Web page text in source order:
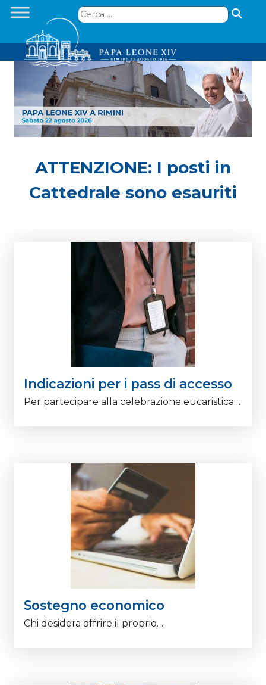
Skip
content
Ricerca
per:
ATTENZIONE: I posti in
Cattedrale sono esauriti
Indicazioni per i pass di accesso
Per partecipare alla celebrazione eucaristica…
Sostegno economico
Chi desidera offrire il proprio…